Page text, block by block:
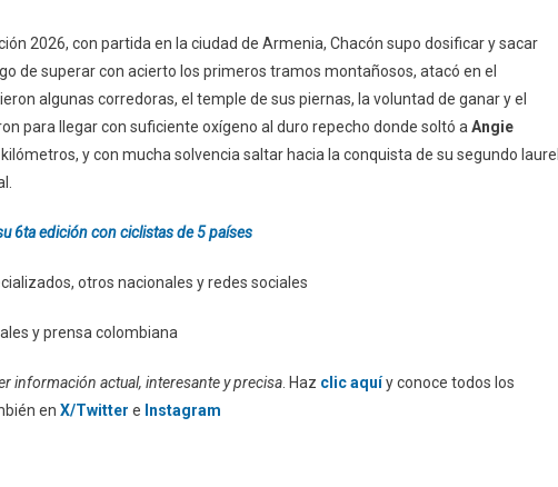
2026, con partida en la ciudad de Armenia, Chacón supo dosificar y sacar
de superar con acierto los primeros tramos montañosos, atacó en el
algunas corredoras, el temple de sus piernas, la voluntad de ganar y el
para llegar con suficiente oxígeno al duro repecho donde soltó a Angie
y con mucha solvencia saltar hacia la conquista de su segundo
6ta edición con ciclistas de 5 países
otros nacionales y redes sociales
y prensa colombiana
información actual, interesante y precisa . Haz clic aquíy conoce todos los
en X/Twitter e Instagram